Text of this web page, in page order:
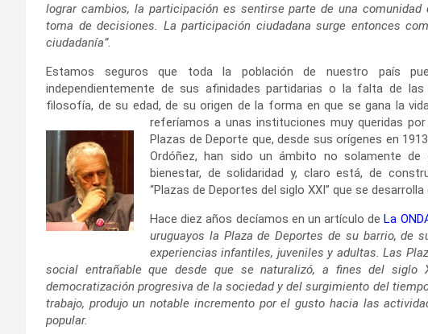
lograr cambios, la participación es sentirse parte de una
toma de decisiones. La participación ciudadana surge entonces
ciudadanía”.
Estamos seguros que toda la población de nuestro país
independientemente de sus afinidades partidarias o la falta de
filosofía, de su edad, de su origen de la forma en que se gana la
referíamos a unas instituciones muy queridas
Plazas de Deporte que, desde sus orígenes en
Ordóñez, han sido un ámbito no solamente
bienestar, de solidaridad y, claro está, de
“Plazas de Deportes del siglo XXI” que se
Hace diez años decíamos en un artículo de La
uruguayos la Plaza de Deportes de su barrio, de
experiencias infantiles, juveniles y adultas. Las
social entrañable que desde que se naturalizó, a fines del
democratización progresiva de la sociedad y del surgimiento del
trabajo, produjo un notable incremento por el gusto hacia las
popular.